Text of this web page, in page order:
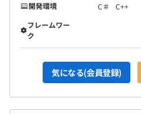
開発環境
C＃
C++
フレームワー
ク
気になる(会員登録)